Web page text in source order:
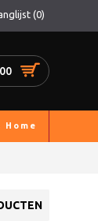
(0)
Home